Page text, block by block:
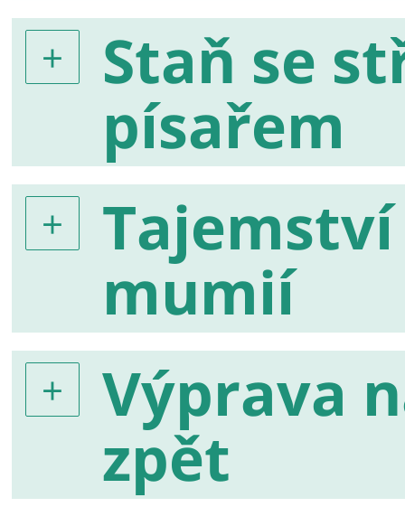
Staň se
písařem
mumií
Výprava
zpět